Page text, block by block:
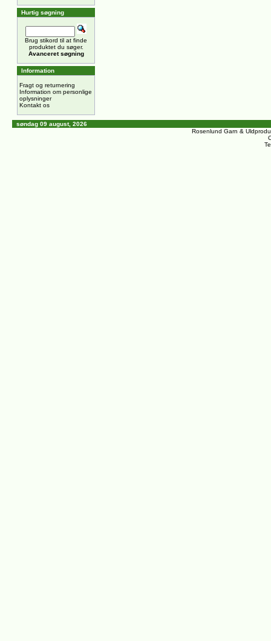
Hurtig søgning
Brug stikord til at finde
produktet du søger.
Avanceret søgning
Information
Fragt og returnering
Information om personlige
oplysninger
Kontakt os
søndag 09 august, 2026
Rosenlund Garn &